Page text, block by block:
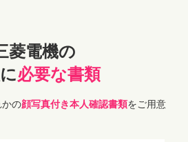
菱電機の
必要な書類
かの顔写真付き本人確認書類をご用意